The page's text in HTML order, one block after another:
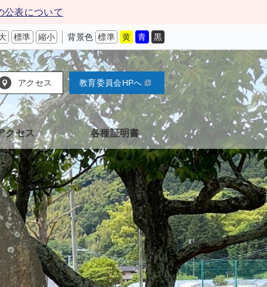
公表について
標準 縮小 背景色 標準 黄 青 黒
アクセス 教育委員会HPへ
クセス 各種証明書